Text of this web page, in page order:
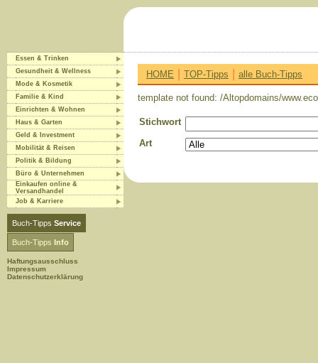
Essen & Trinken
Gesundheit & Wellness
Mode & Kosmetik
Familie & Kind
Einrichten & Wohnen
Haus & Garten
Geld & Investment
Mobilität & Reisen
Politik & Bildung
Büro & Unternehmen
Einkaufen online &
Versandhandel
Job & Karriere
Buch-Tipps Service
Buch-Tipps Info
Haftungsausschluss
Impressum
Datenschutzerklärung
HOME | TOP-Tipps | alle Buch-Tipps
template not found: /Altopdomains/
Stichwort
Art